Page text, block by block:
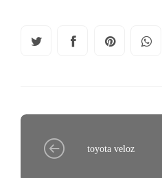
toyota veloz